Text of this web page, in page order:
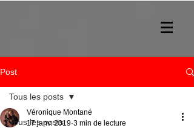
Post
Tous les posts
Tous les posts
Véronique Montané
17 janv. 2019 3 min de lecture